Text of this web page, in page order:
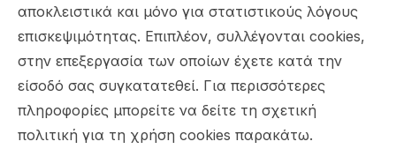
αποκλειστικά και μόνο για στατιστικούς λόγους
επισκεψιμότητας. Επιπλέον, συλλέγονται cookies,
στην επεξεργασία των οποίων έχετε κατά την
είσοδό σας συγκατατεθεί. Για περισσότερες
πληροφορίες μπορείτε να δείτε τη σχετική
πολιτική για τη χρήση cookies παρακάτω.